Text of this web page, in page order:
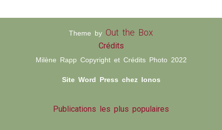
Theme by Out the Box
Crédits
Milène Rapp Copyright et Crédits Photo 2022
Site Word Press chez Ionos
Publications les plus populaires